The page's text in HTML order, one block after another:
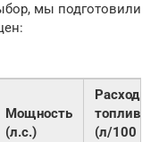
мы подготовили
Мощность
(л.с.)
Расход
топлива
(л/100